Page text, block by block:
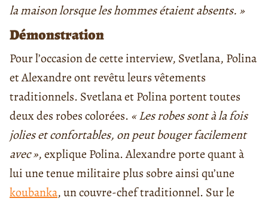
la maison lorsque les hommes étaient absents. »
Démonstration
Pour l’occasion de cette interview, Svetlana, Polina
et Alexandre ont revêtu leurs vêtements
traditionnels. Svetlana et Polina portent toutes
deux des robes colorées. « Les robes sont à la fois
jolies et confortables, on peut bouger facilement
avec », explique Polina. Alexandre porte quant à
lui une tenue militaire plus sobre ainsi qu’une
koubanka, un couvre-chef traditionnel. Sur le